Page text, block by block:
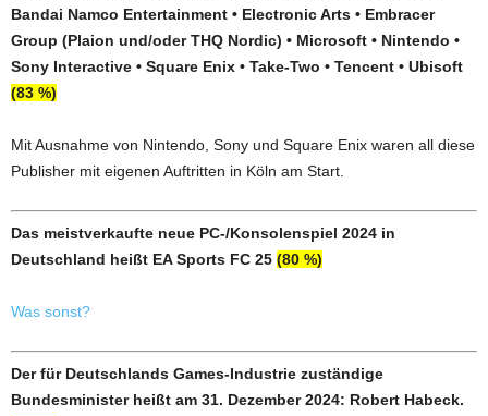
Bandai Namco Entertainment • Electronic Arts • Embracer
Group (Plaion und/oder THQ Nordic) • Microsoft • Nintendo •
Sony Interactive • Square Enix • Take-Two • Tencent • Ubisoft
(83 %)
Mit Ausnahme von Nintendo, Sony und Square Enix waren all diese
Publisher mit eigenen Auftritten in Köln am Start.
Das meistverkaufte neue PC-/Konsolenspiel 2024 in
Deutschland heißt EA Sports FC 25 (80 %)
Was sonst?
Der für Deutschlands Games-Industrie zuständige
Bundesminister heißt am 31. Dezember 2024: Robert Habeck.